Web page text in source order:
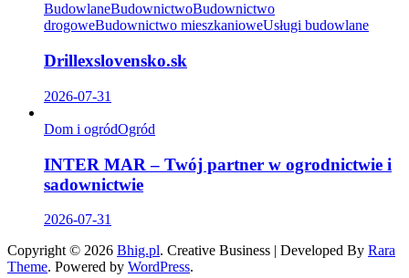
BudowlaneBudownictwoBudownictwo
drogoweBudownictwo mieszkanioweUsługi budowlane
Drillexslovensko.sk
2026-07-31
Dom i ogródOgród
INTER MAR – Twój partner w ogrodnictwie i
sadownictwie
2026-07-31
Copyright © 2026 Bhig.pl. Creative Business | Developed By Rara
Theme. Powered by WordPress.